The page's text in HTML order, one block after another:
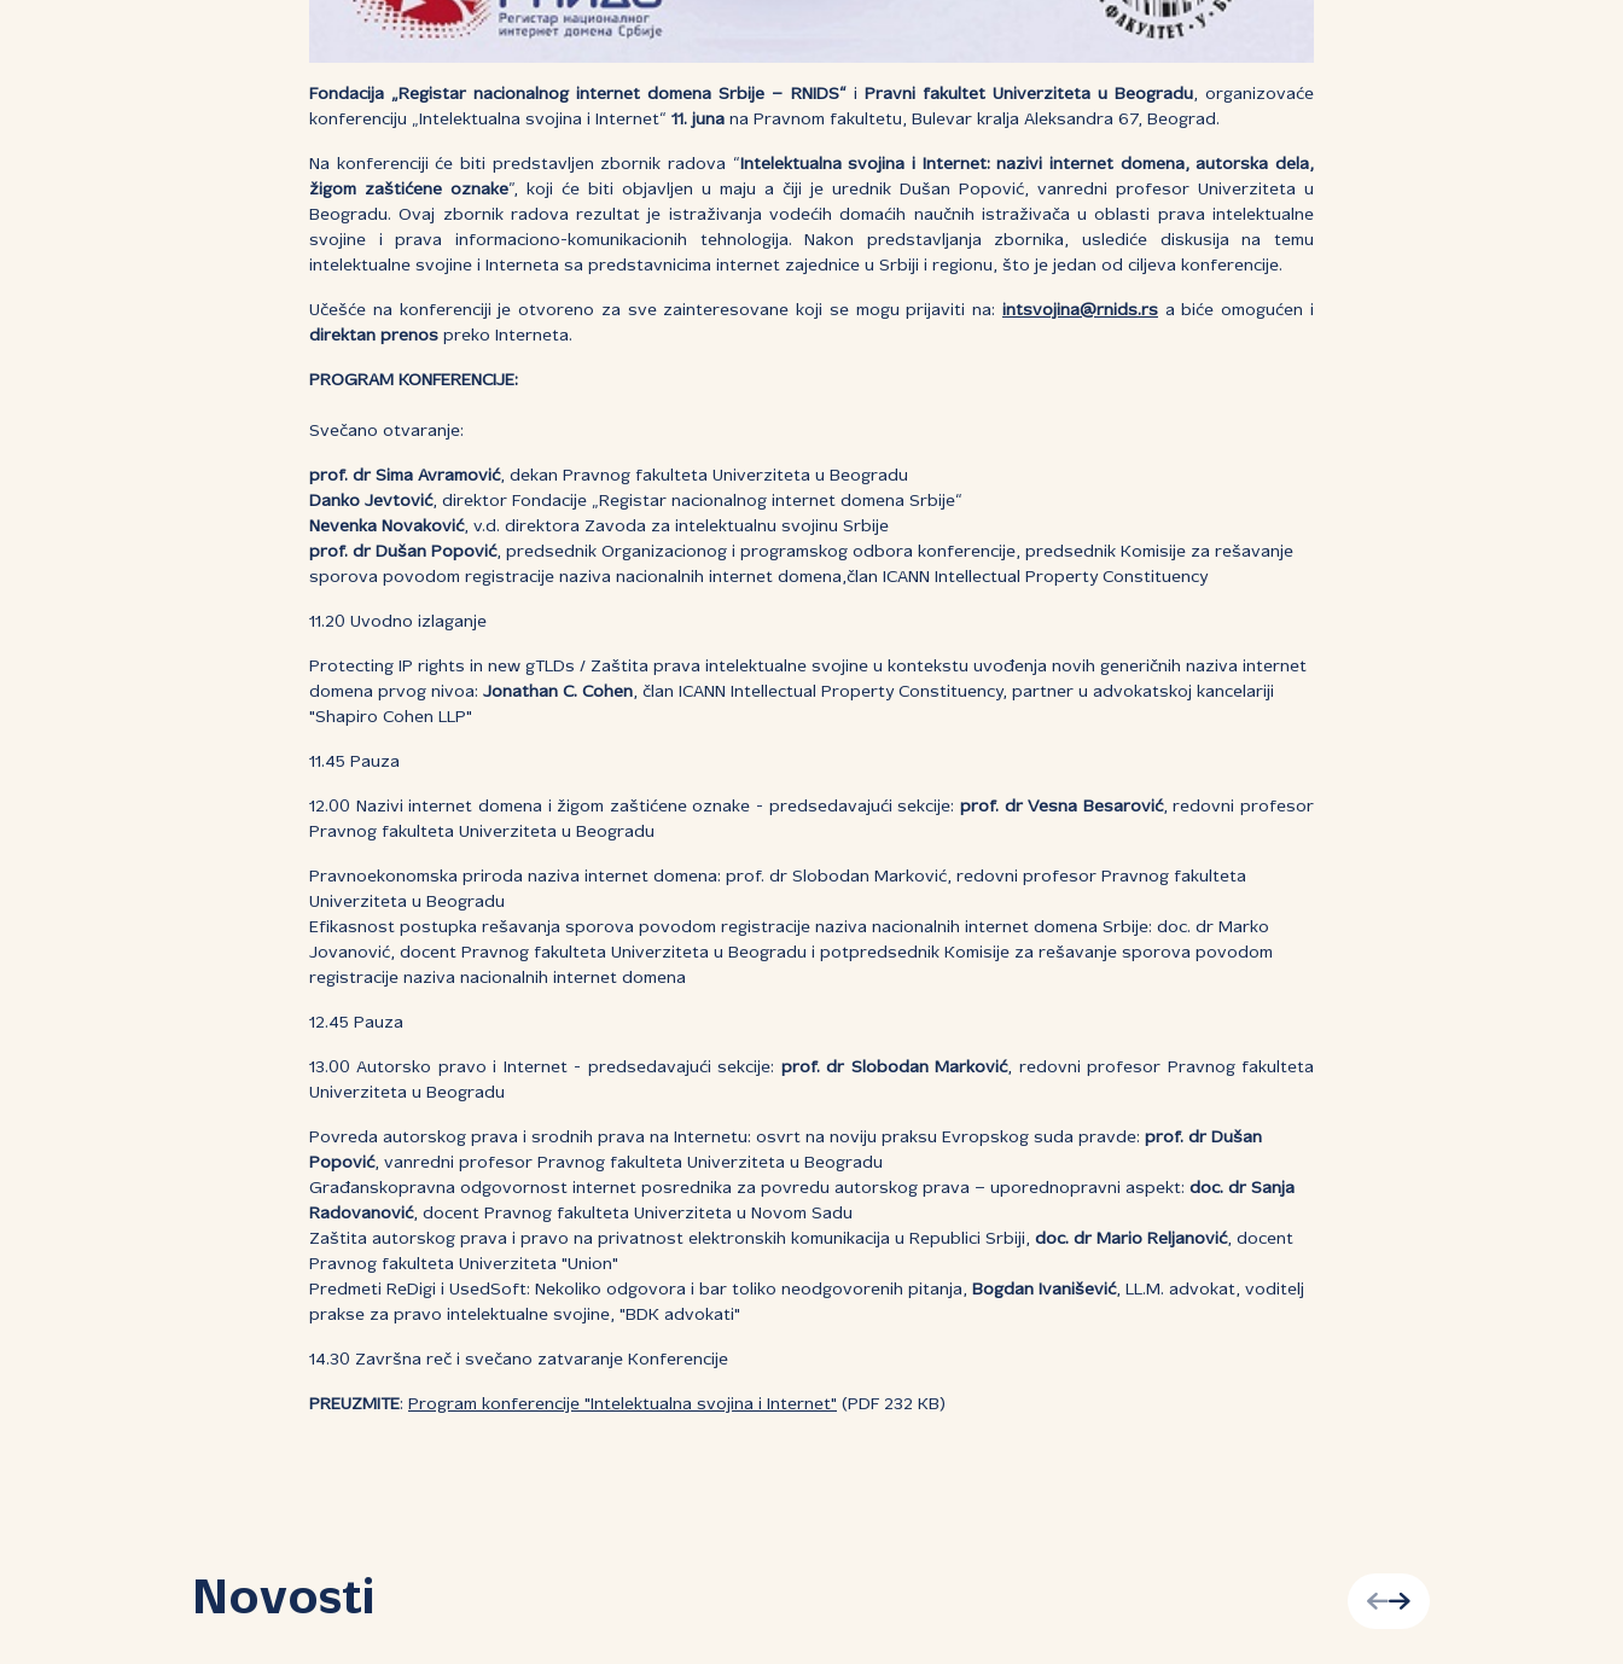
Fondacija „Registar nacionalnog internet domena Srbije – RNIDS“ i Pravni fakultet Univerziteta u Beogradu, organizovaće
konferenciju „Intelektualna svojina i Internet“ 11. juna na Pravnom fakultetu, Bulevar kralja Aleksandra 67, Beograd.
Na konferenciji će biti predstavljen zbornik radova “ Intelektualna svojina i Internet: nazivi internet domena, autorska dela,
žigom zaštićene oznake”, koji će biti objavljen u maju a čiji je urednik Dušan Popović, vanredni profesor Univerziteta u
Beogradu. Ovaj zbornik radova rezultat je istraživanja vodećih domaćih naučnih istraživača u oblasti prava intelektualne
svojine i prava informaciono-komunikacionih tehnologija. Nakon predstavljanja zbornika, uslediće diskusija na temu
intelektualne svojine i Interneta sa predstavnicima internet zajednice u Srbiji i regionu, što je jedan od ciljeva konferencije.
Učešće na konferenciji je otvoreno za sve zainteresovane koji se mogu prijaviti na: intsvojina@rnids.rsa biće omogućen i
direktan prenos preko Interneta.
PROGRAM KONFERENCIJE:
Svečano otvaranje:
prof. dr Sima Avramović, dekan Pravnog fakulteta Univerziteta u Beogradu
Danko Jevtović, direktor Fondacije „Registar nacionalnog internet domena Srbije“
Nevenka Novaković, v.d. direktora Zavoda za intelektualnu svojinu Srbije
prof. dr Dušan Popović, predsednik Organizacionog i programskog odbora konferencije, predsednik Komisije za rešavanje
sporova povodom registracije naziva nacionalnih internet domena,član ICANN Intellectual Property Constituency
11.20 Uvodno izlaganje
Protecting IP rights in new gTLDs / Zaštita prava intelektualne svojine u kontekstu uvođenja novih generičnih naziva internet
domena prvog nivoa: Jonathan C. Cohen, član ICANN Intellectual Property Constituency, partner u advokatskoj kancelariji
"Shapiro Cohen LLP"
11.45 Pauza
12.00 Nazivi internet domena i žigom zaštićene oznake - predsedavajući sekcije: prof. dr Vesna Besarović, redovni profesor
Pravnog fakulteta Univerziteta u Beogradu
Pravnoekonomska priroda naziva internet domena: prof. dr Slobodan Marković, redovni profesor Pravnog fakulteta
Univerziteta u Beogradu
Efikasnost postupka rešavanja sporova povodom registracije naziva nacionalnih internet domena Srbije: doc. dr Marko
Jovanović, docent Pravnog fakulteta Univerziteta u Beogradu i potpredsednik Komisije za rešavanje sporova povodom
registracije naziva nacionalnih internet domena
12.45 Pauza
13.00 Autorsko pravo i Internet - predsedavajući sekcije: prof. dr Slobodan Marković, redovni profesor Pravnog fakulteta
Univerziteta u Beogradu
Povreda autorskog prava i srodnih prava na Internetu: osvrt na noviju praksu Evropskog suda pravde: prof. dr Dušan
Popović, vanredni profesor Pravnog fakulteta Univerziteta u Beogradu
Građanskopravna odgovornost internet posrednika za povredu autorskog prava – uporednopravni aspekt: doc. dr Sanja
Radovanović, docent Pravnog fakulteta Univerziteta u Novom Sadu
Zaštita autorskog prava i pravo na privatnost elektronskih komunikacija u Republici Srbiji, doc. dr Mario Reljanović, docent
Pravnog fakulteta Univerziteta "Union"
Predmeti ReDigi i UsedSoft: Nekoliko odgovora i bar toliko neodgovorenih pitanja, Bogdan Ivanišević, LL.M. advokat, voditelj
prakse za pravo intelektualne svojine, "BDK advokati"
14.30 Završna reč i svečano zatvaranje Konferencije
PREUZMITE: Program konferencije "Intelektualna svojina i Internet" (PDF 232 KB)
Novosti